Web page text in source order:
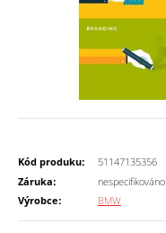
Kód produku:
51147135356
Záruka:
nespecifikováno
Výrobce:
BMW